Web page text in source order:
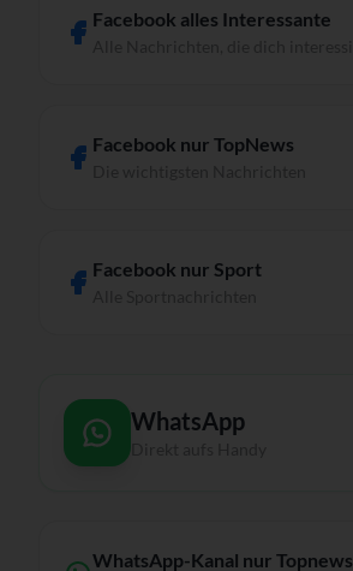
Facebook alles Interessante
Facebook nur TopNews
Facebook nur Sport
WhatsApp
WhatsApp-Kanal nur Topnews